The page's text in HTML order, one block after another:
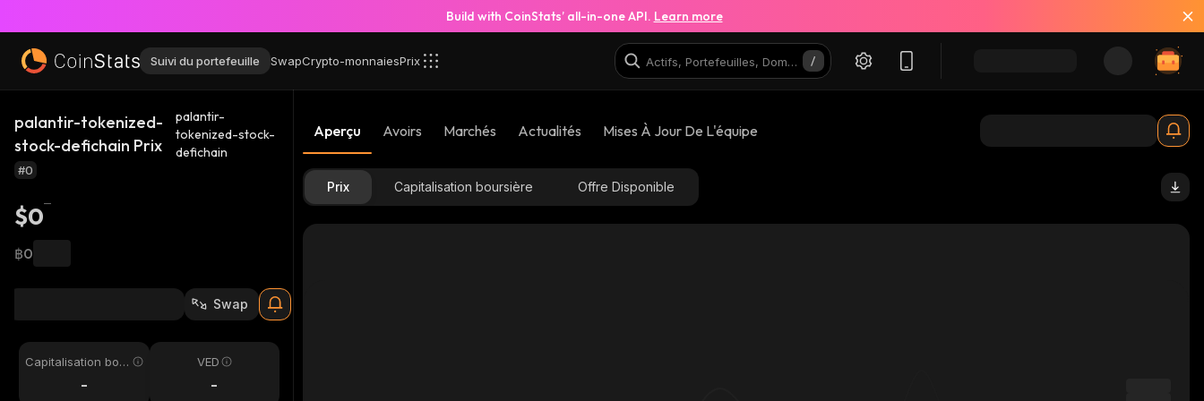
Build with CoinStats’ all-in-one API. Learn more
Suivi du portefeuille SwapCrypto-monnaiesPrix
palantir-tokenized-
stock-defichain Prix
palantir-
tokenized-stock-
defichain
#0
$0
฿0
Swap
Capitalisation bou
-
VED
-
Aperçu Avoirs Marchés Actualités Mises À Jour De L'équipe
Prix Capitalisation boursière Offre Disponible